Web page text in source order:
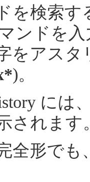
を検索
ンドを
をアス
)。
に
されます
全形で